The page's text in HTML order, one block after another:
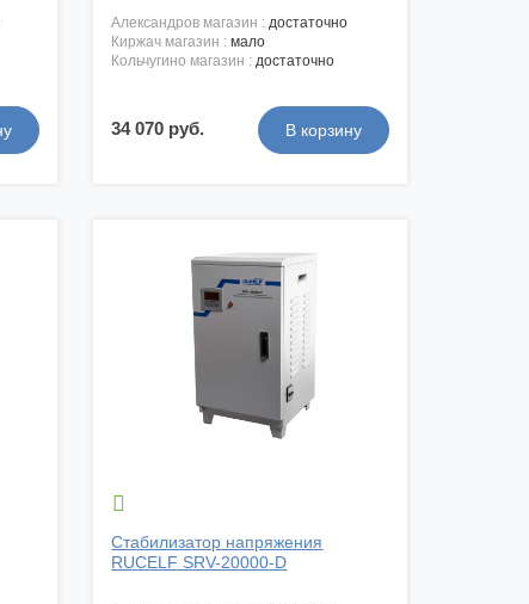
александров магазин :достаточно
киржач магазин :мало
кольчугино магазин :достаточно
34 070 руб.

Стабилизатор напряжения
RUCELF SRV-20000-D